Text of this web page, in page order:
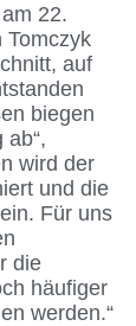
22.
Tomczyk
auf
biegen
wird der
und die
Für uns
die
häufiger
werden.“